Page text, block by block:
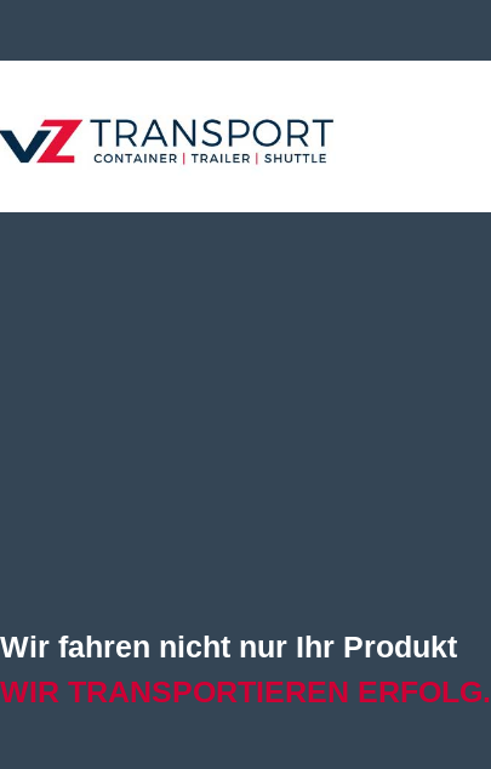
Wir fahren nicht nur Ihr Produkt
WIR TRANSPORTIEREN ERFOLG.